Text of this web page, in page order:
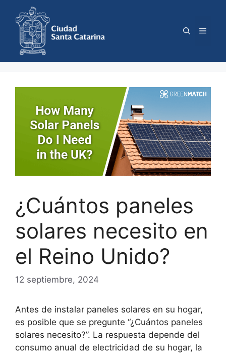
contenido
Menú
¿Cuántos paneles
solares necesito en
el Reino Unido?
12 septiembre, 2024
Antes de instalar paneles solares en su hogar,
es posible que se pregunte “¿Cuántos paneles
solares necesito?”. La respuesta depende del
consumo anual de electricidad de su hogar, la